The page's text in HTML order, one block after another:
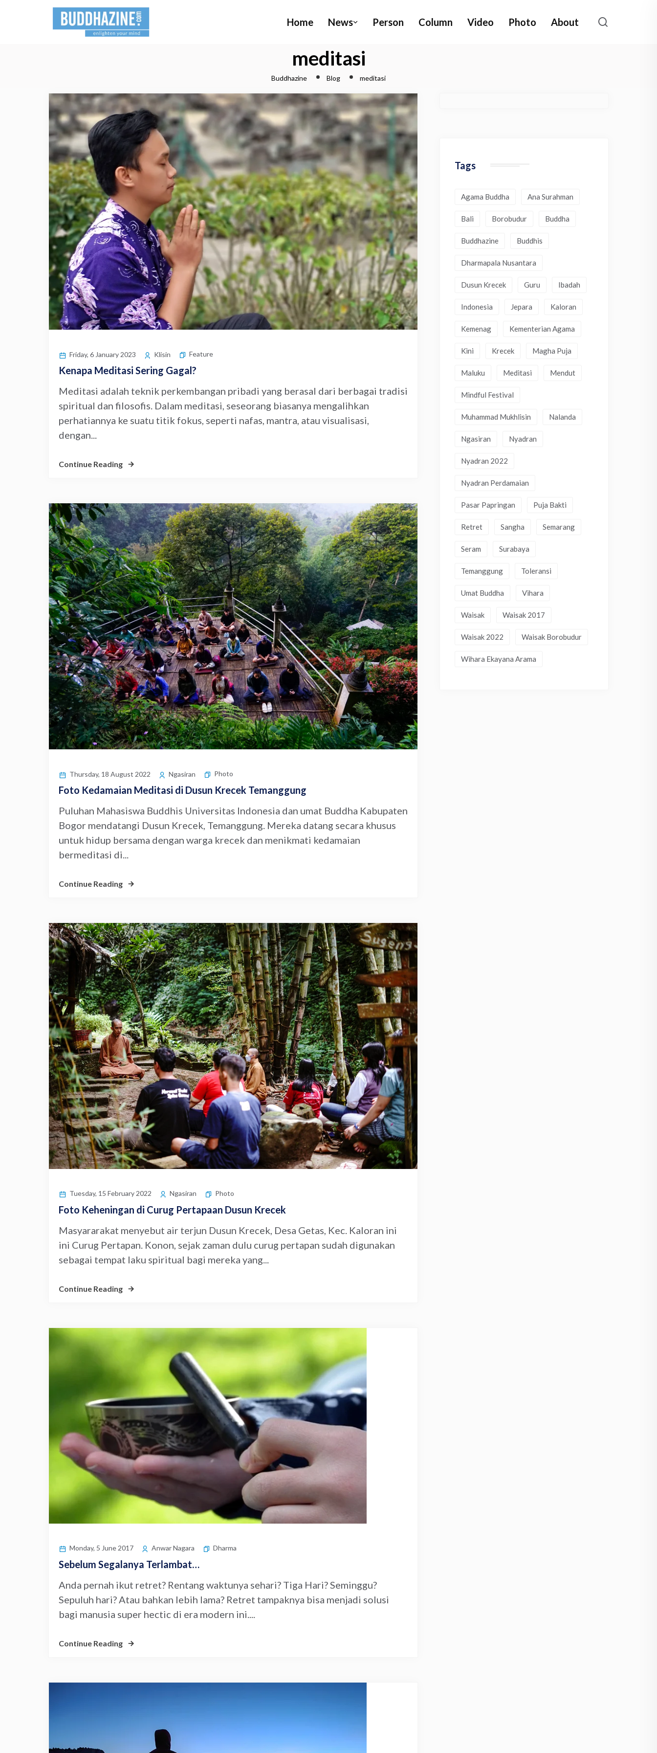
Home News Person Column Video Photo About
meditasi
Buddhazine Blog meditasi
Friday, 6 January 2023 Klisin Feature
Kenapa Meditasi Sering Gagal?
Meditasi adalah teknik perkembangan pribadi yang berasal dari berbagai tradisi
spiritual dan filosofis. Dalam meditasi, seseorang biasanya mengalihkan
perhatiannya ke suatu titik fokus, seperti nafas, mantra, atau visualisasi,
dengan...
Continue Reading
Thursday, 18 August 2022 Ngasiran Photo
Foto Kedamaian Meditasi di Dusun Krecek Temanggung
Puluhan Mahasiswa Buddhis Universitas Indonesia dan umat Buddha Kabupaten
Bogor mendatangi Dusun Krecek, Temanggung. Mereka datang secara khusus
untuk hidup bersama dengan warga krecek dan menikmati kedamaian
bermeditasi di...
Continue Reading
Tuesday, 15 February 2022 Ngasiran Photo
Foto Keheningan di Curug Pertapaan Dusun Krecek
Masyararakat menyebut air terjun Dusun Krecek, Desa Getas, Kec. Kaloran ini
ini Curug Pertapan. Konon, sejak zaman dulu curug pertapan sudah digunakan
sebagai tempat laku spiritual bagi mereka yang...
Continue Reading
Monday, 5 June 2017 Anwar Nagara Dharma
Sebelum Segalanya Terlambat…
Anda pernah ikut retret? Rentang waktunya sehari? Tiga Hari? Seminggu?
Sepuluh hari? Atau bahkan lebih lama? Retret tampaknya bisa menjadi solusi
bagi manusia super hectic di era modern ini....
Continue Reading
Tags
Agama Buddha Ana Surahman
Bali Borobudur Buddha
Buddhazine Buddhis
Dharmapala Nusantara
Dusun Krecek Guru Ibadah
Indonesia Jepara Kaloran
Kemenag Kementerian Agama
Kini Krecek Magha Puja
Maluku Meditasi Mendut
Mindful Festival
Muhammad Mukhlisin Nalanda
Ngasiran Nyadran
Nyadran 2022
Nyadran Perdamaian
Pasar Papringan Puja Bakti
Retret Sangha Semarang
Seram Surabaya
Temanggung Toleransi
Umat Buddha Vihara
Waisak Waisak 2017
Waisak 2022 Waisak Borobudur
Wihara Ekayana Arama